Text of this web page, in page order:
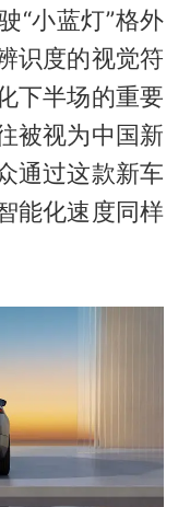
“小蓝灯”格外
识度的视觉符
下半场的重要
被视为中国新
通过这款新车
能化速度同样